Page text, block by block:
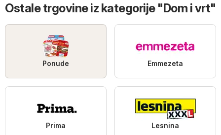
Ostale trgovine iz kategorije "Dom i vrt"
Ponude Emmezeta
Prima Lesnina